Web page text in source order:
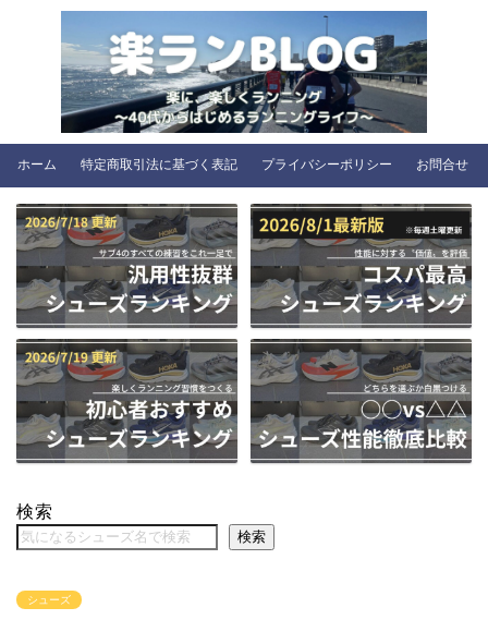
ホーム 特定商取引法に基づく表記 プライバシーポリシー お問合せ
検索
検索
シューズ